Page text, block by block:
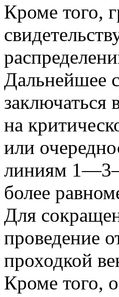
Кроме того,
Дальнейшее
заключаться
на
или
линиям
более
Для
проведение
проходкой
Кроме того,